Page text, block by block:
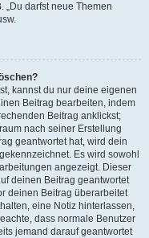
„Du darfst neue Themen
kannst du nur deine eigenen
Beitrag bearbeiten, indem
Beitrag anklickst;
nach seiner Erstellung
geantwortet hat, wird dein
Es wird sowohl
angezeigt. Dieser
deinen Beitrag geantwortet
deinen Beitrag überarbeitet
eine Notiz hinterlassen,
dass normale Benutzer
jemand darauf geantwortet